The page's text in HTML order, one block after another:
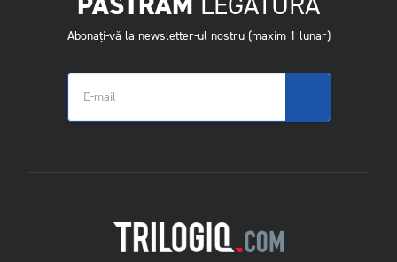
Abonați-vă la newsletter-ul nostru (maxim 1 lunar)